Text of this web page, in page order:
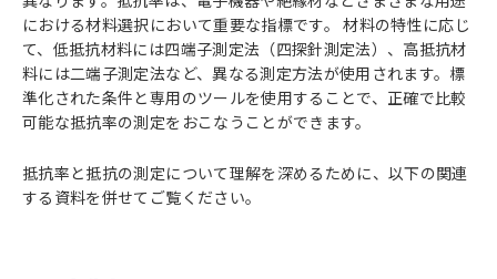
における材料選択において重要な指標です。 材料の特性に応じ
て、低抵抗材料には四端子測定法（四探針測定法）、高抵抗材
料には二端子測定法など、異なる測定方法が使用されます。標
準化された条件と専用のツールを使用することで、正確で比較
可能な抵抗率の測定をおこなうことができます。
抵抗率と抵抗の測定について理解を深めるために、以下の関連
する資料を併せてご覧ください。